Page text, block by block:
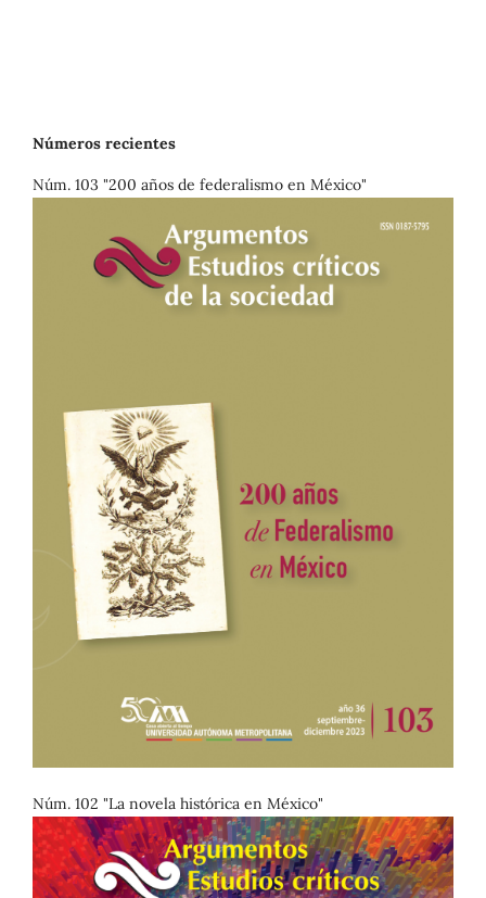
Números recientes
Núm. 103 "200 años de federalismo en México"
Núm. 102 "La novela histórica en México"